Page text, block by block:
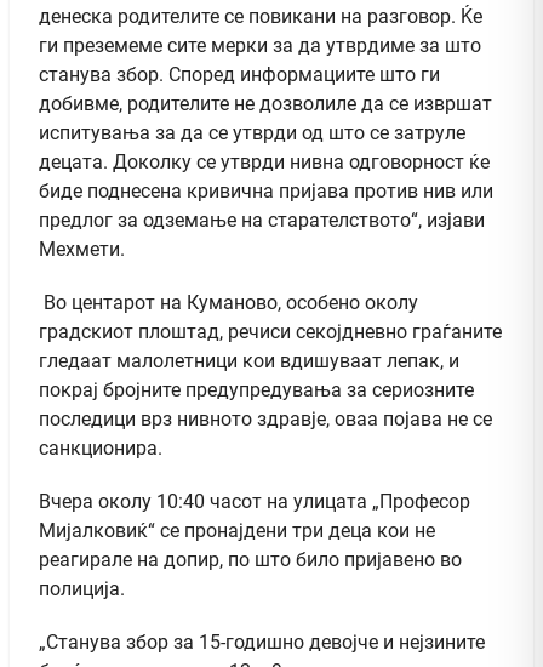
денеска родителите се повикани на разговор. Ќе
ги преземеме сите мерки за да утврдиме за што
станува збор. Според информациите што ги
добивме, родителите не дозволиле да се извршат
испитувања за да се утврди од што се затруле
децата. Доколку се утврди нивна одговорност ќе
биде поднесена кривична пријава против нив или
предлог за одземање на старателството“, изјави
Мехмети.
Во центарот на Куманово, особено околу
градскиот плоштад, речиси секојдневно граѓаните
гледаат малолетници кои вдишуваат лепак, и
покрај бројните предупредувања за сериозните
последици врз нивното здравје, оваа појава не се
санкционира.
Вчера околу 10:40 часот на улицата „Професор
Мијалковиќ“ се пронајдени три деца кои не
реагирале на допир, по што било пријавено во
полиција.
„Станува збор за 15-годишно девојче и нејзините